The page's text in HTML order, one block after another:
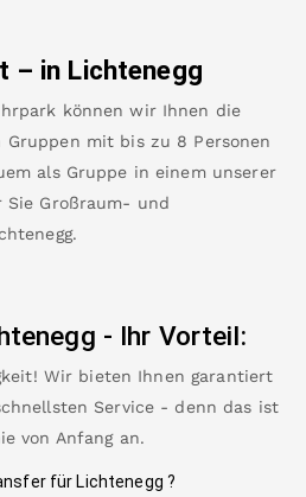
– in Lichtenegg
können wir Ihnen die
Gruppen mit bis zu 8 Personen
als Gruppe in einem unserer
Sie Großraum- und
.
- Ihr Vorteil:
Wir bieten Ihnen garantiert
Service - denn das ist
von Anfang an.
für Lichtenegg ?